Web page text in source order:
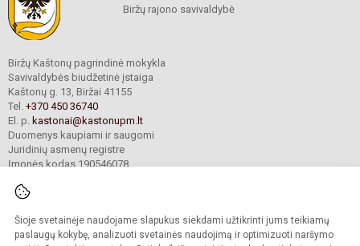
Šioje svetainėje naudojame slapukus siekdami užtikrinti jums teikiamų
paslaugų kokybę, analizuoti svetainės naudojimą ir optimizuoti naršymo
Biržų rajono savivaldybė
Biržų Kaštonų pagrindinė mokykla
Savivaldybės biudžetinė įstaiga
Kaštonų g. 13, Biržai 41155
Tel. +370 450 36740
El. p. kastonai@kastonupm.lt
Duomenys kaupiami ir saugomi
Juridinių asmenų registre
Įmonės kodas 190546078
© 2024. Biržų Kaštonų pagrindinė mokykla. Visos teisės saugomos.
Kopijuoti turinį be raštiško įstaigos administracijos sutikimo griežtai draudžiama.